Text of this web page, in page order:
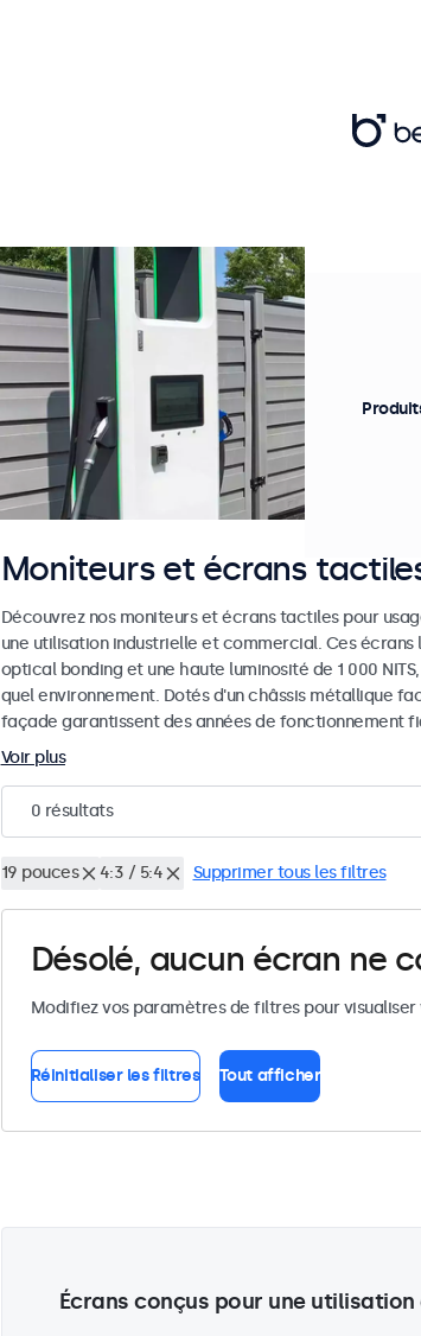
Moniteurs et écrans
Découvrez nos moniteurs et écrans tactiles pour
une utilisation industrielle et commercial. Ces
optical bonding et une haute luminosité de 1 000
quel environnement. Dotés d'un châssis métallique
façade garantissent des années de fonctionnement
Voir plus
0 résultats
19 pouces 4:3 / 5:4 Supprimer tous les filtres
Désolé, aucun écran ne
Modifiez vos paramètres de filtres pour
Réinitialiser les filtres Tout afficher
Écrans conçus pour une utilisation